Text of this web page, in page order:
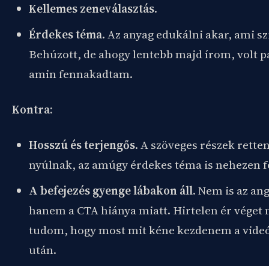
Kellemes zeneválasztás.
Érdekes téma. Az anyag edukálni akar, ami
Behúzott, de ahogy lentebb majd írom, volt
amin fennakadtam.
Kontra:
Hosszú és terjengős. A szöveges részek
nyúlnak, az amúgy érdekes téma is nehezen
A befejezés gyenge lábakon áll. Nem is az
hanem a CTA hiánya miatt. Hirtelen ér véget
tudom, hogy most mit kéne kezdenem a
után.